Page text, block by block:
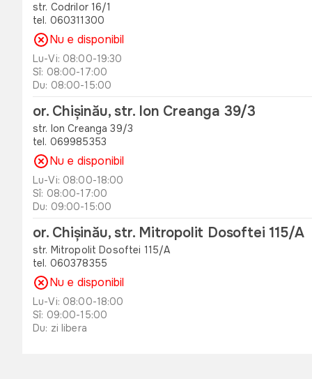
str. Codrilor 16/1
tel. 060311300
Nu e disponibil
Lu-Vi: 08:00-19:30
Sî: 08:00-17:00
Du: 08:00-15:00
or. Chișinău, str. Ion Creanga 39/3
str. Ion Creanga 39/3
tel. 069985353
Nu e disponibil
Lu-Vi: 08:00-18:00
Sî: 08:00-17:00
Du: 09:00-15:00
or. Chișinău, str. Mitropolit Dosoftei 115/A
str. Mitropolit Dosoftei 115/A
tel. 060378355
Nu e disponibil
Lu-Vi: 08:00-18:00
Sî: 09:00-15:00
Du: zi libera